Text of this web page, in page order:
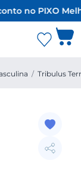
no PIXO
/ Tribulus